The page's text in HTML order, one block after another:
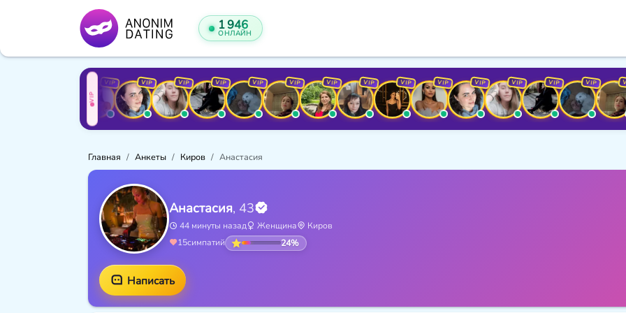
1 946
ОНЛАЙН
VIP
VIP VIP VIP VIP VIP VIP VIP VIP VIP VIP VIP VIP VIP VIP
Главная Анкеты Киров Анастасия
Анастасия, 43
44 минуты назад Женщина
Киров
15симпатий 24%
Написать